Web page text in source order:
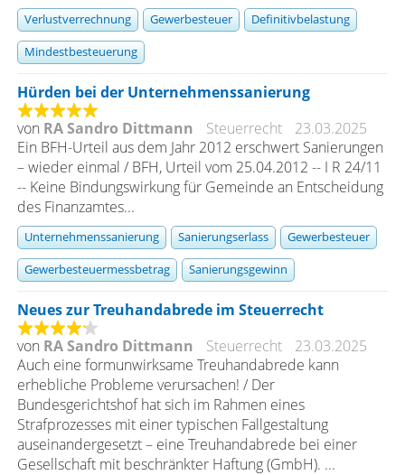
Verlustverrechnung Gewerbesteuer Definitivbelastung
Mindestbesteuerung
Hürden bei der Unternehmenssanierung
von RA Sandro Dittmann Steuerrecht
23.03.2025
Ein BFH-Urteil aus dem Jahr 2012 erschwert Sanierungen
– wieder einmal / BFH, Urteil vom 25.04.2012 -- I R 24/11
-- Keine Bindungswirkung für Gemeinde an Entscheidung
des Finanzamtes...
Unternehmenssanierung Sanierungserlass Gewerbesteuer
Gewerbesteuermessbetrag Sanierungsgewinn
Neues zur Treuhandabrede im Steuerrecht
von RA Sandro Dittmann Steuerrecht
23.03.2025
Auch eine formunwirksame Treuhandabrede kann
erhebliche Probleme verursachen! / Der
Bundesgerichtshof hat sich im Rahmen eines
Strafprozesses mit einer typischen Fallgestaltung
auseinandergesetzt – eine Treuhandabrede bei einer
Gesellschaft mit beschränkter Haftung (GmbH). ...